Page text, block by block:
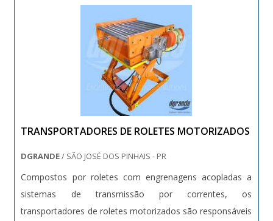
TRANSPORTADORES DE ROLETES MOTORIZADOS
DGRANDE/ SÃO JOSÉ DOS PINHAIS - PR
Compostos por roletes com engrenagens acopladas a
sistemas de transmissão por correntes, os
transportadores de roletes motorizados são responsáveis